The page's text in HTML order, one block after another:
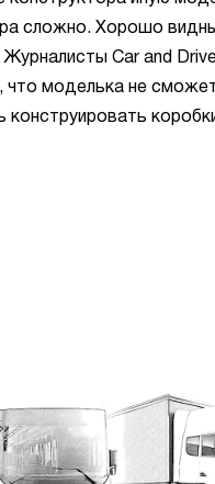
сложно. Хорошо
Car and
что моделька не